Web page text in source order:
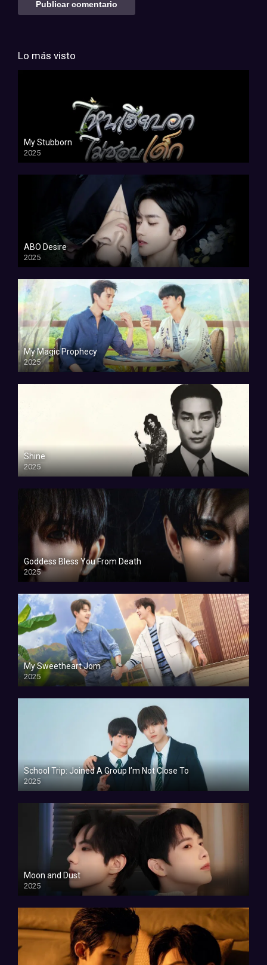
Lo más visto
My Stubborn
2025
ABO Desire
2025
My Magic Prophecy
2025
Shine
2025
Goddess Bless You From Death
2025
My Sweetheart Jom
2025
School Trip: Joined A Group I’m Not Close To
2025
Moon and Dust
2025